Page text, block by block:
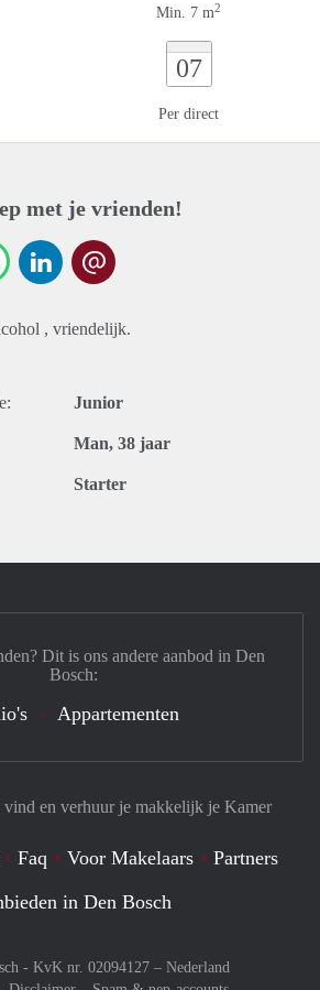
Min. 7 m2
07
Per direct
met je vrienden!
, vriendelijk.
Junior
Man, 38 jaar
Starter
en verhuur je makkelijk je Kamer
Faq Voor Makelaars
Partners
in Den Bosch
- KvK nr. 02094127 – Nederland
Dit is ons andere aanbod in Den
Bosch:
Appartementen